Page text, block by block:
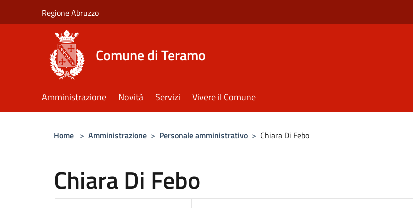
Regione Abruzzo
Comune di Teramo
Amministrazione Novità Servizi Vivere il Comune
Home > Amministrazione > Personale amministrativo > Chiara Di Febo
Chiara Di Febo